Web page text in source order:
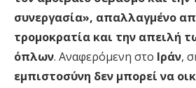
συνεργασία», απαλλαγμένο
τρομοκρατία και την απειλή
όπλων. Αναφερόμενη στο Ιράν,
εμπιστοσύνη δεν μπορεί να